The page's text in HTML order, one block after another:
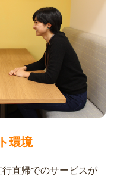
環境
直帰でのサービスが